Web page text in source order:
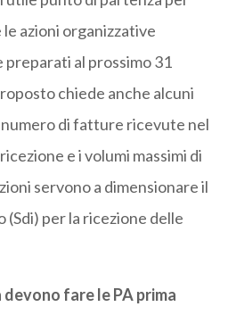
azioni organizzative
al prossimo 31
chiede anche alcuni
di fatture ricevute nel
e i volumi massimi di
servono a dimensionare il
(Sdi) per la ricezione delle
fare le PA prima